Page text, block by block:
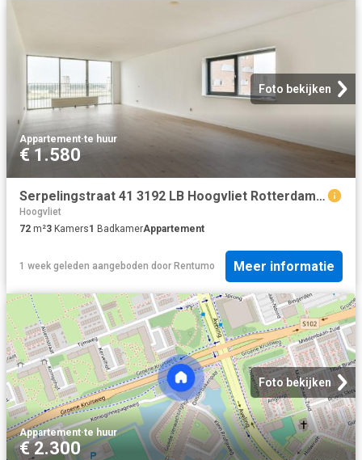
Foto bekijken
Appartement·te huur
€ 1.580
Serpelingstraat 41 3192 LB Hoogvliet Rotterdam, 3192 LB, Hoogvliet Rotterdam
Hoogvliet
72 m²3 Kamers1 BadkamerAppartement
1 week geleden aangeboden door Rentumo Meer informatie
Foto bekijken
Appartement·te huur
€ 2.300